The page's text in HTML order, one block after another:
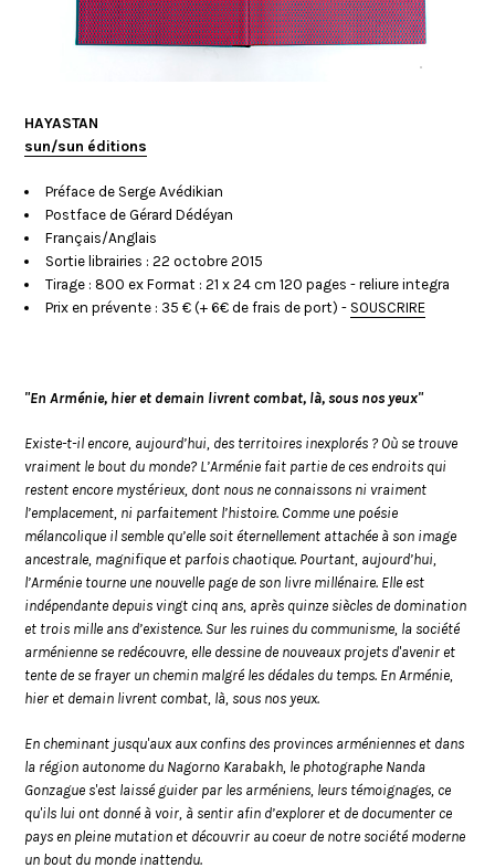
HAYASTAN
sun/sun éditions
Préface de Serge Avédikian
Postface de Gérard Dédéyan
Français/Anglais
Sortie librairies : 22 octobre 2015
Tirage : 800 ex Format : 21 x 24 cm 120 pages - reliure integra
Prix en prévente : 35 € (+ 6€ de frais de port) - SOUSCRIRE
"En Arménie, hier et demain livrent combat, là, sous nos yeux"
Existe-t-il encore, aujourd’hui, des territoires inexplorés ? Où se trouve
vraiment le bout du monde? L’Arménie fait partie de ces endroits qui
restent encore mystérieux, dont nous ne connaissons ni vraiment
l’emplacement, ni parfaitement l’histoire. Comme une poésie
mélancolique il semble qu’elle soit éternellement attachée à son image
ancestrale, magnifique et parfois chaotique. Pourtant, aujourd’hui,
l’Arménie tourne une nouvelle page de son livre millénaire. Elle est
indépendante depuis vingt cinq ans, après quinze siècles de domination
et trois mille ans d’existence. Sur les ruines du communisme, la société
arménienne se redécouvre, elle dessine de nouveaux projets d'avenir et
tente de se frayer un chemin malgré les dédales du temps. En Arménie,
hier et demain livrent combat, là, sous nos yeux.
En cheminant jusqu'aux aux confins des provinces arméniennes et dans
la région autonome du Nagorno Karabakh, le photographe Nanda
Gonzague s'est laissé guider par les arméniens, leurs témoignages, ce
qu'ils lui ont donné à voir, à sentir afin d’explorer et de documenter ce
pays en pleine mutation et découvrir au coeur de notre société moderne
un bout du monde inattendu.